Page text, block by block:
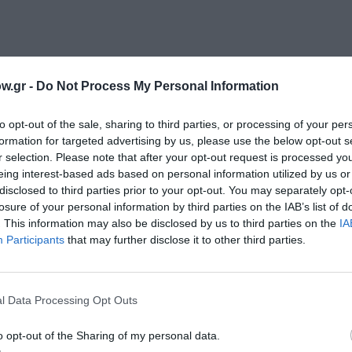
- Do Not Process My Personal Information
opt-out of the sale, sharing to third parties, or processing of your
for targeted advertising by us, please use the below opt-out
selection. Please note that after your opt-out request is processed
interest-based ads based on personal information utilized by us
to third parties prior to your opt-out. You may separately
of your personal information by third parties on the IAB’s list of
This information may also be disclosed by us to third parties on the
Participants that may further disclose it to other third parties.
Data Processing Opt Outs
opt-out of the Sharing of my personal data.
πρώτοι όλες τις ειδήσεις
στοCulturenow.gr
Δες
ΣΥΝΑΥΛΙΕΣ 2026
και τον Πολιτισμό!